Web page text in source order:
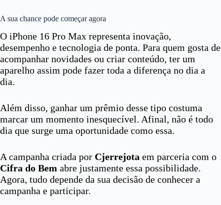
A sua chance pode começar agora
O iPhone 16 Pro Max representa inovação,
desempenho e tecnologia de ponta. Para quem gosta de
acompanhar novidades ou criar conteúdo, ter um
aparelho assim pode fazer toda a diferença no dia a
dia.
Além disso, ganhar um prêmio desse tipo costuma
marcar um momento inesquecível. Afinal, não é todo
dia que surge uma oportunidade como essa.
A campanha criada por Cjerrejota em parceria com o
Cifra do Bem abre justamente essa possibilidade.
Agora, tudo depende da sua decisão de conhecer a
campanha e participar.